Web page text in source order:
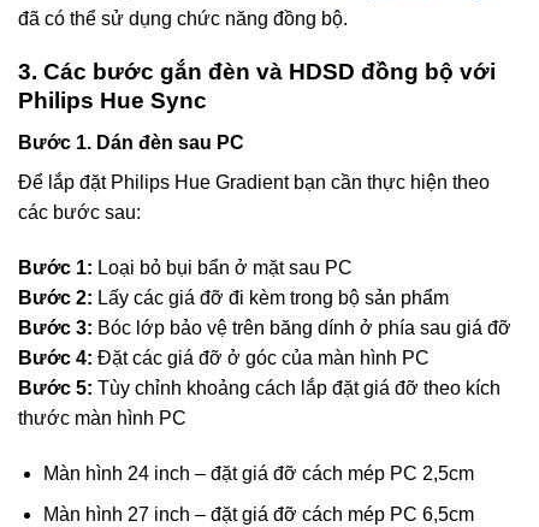
đã có thể sử dụng chức năng đồng bộ.
3. Các bước gắn đèn và HDSD đồng bộ với
Philips Hue Sync
Bước 1. Dán đèn sau PC
Để lắp đặt Philips Hue Gradient bạn cần thực hiện theo
các bước sau:
Bước 1: Loại bỏ bụi bẩn ở mặt sau PC
Bước 2: Lấy các giá đỡ đi kèm trong bộ sản phẩm
Bước 3: Bóc lớp bảo vệ trên băng dính ở phía sau giá đỡ
Bước 4: Đặt các giá đỡ ở góc của màn hình PC
Bước 5: Tùy chỉnh khoảng cách lắp đặt giá đỡ theo kích
thước màn hình PC
Màn hình 24 inch – đặt giá đỡ cách mép PC 2,5cm
Màn hình 27 inch – đặt giá đỡ cách mép PC 6,5cm